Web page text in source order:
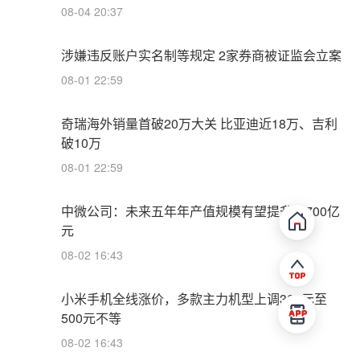
08-04 20:37
涉嫌违反账户实名制等规定 2家券商被证监会立案
08-01 22:59
奇瑞海外销量首破20万大关 比亚迪近18万、吉利
破10万
08-01 22:59
中微公司：未来五年年产值规模有望提升至700亿
元
08-02 16:43
小米手机全线涨价，多款主力机型上调300元至
500元不等
08-02 16:43